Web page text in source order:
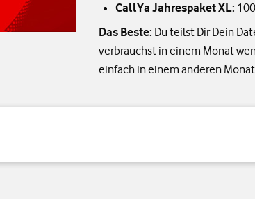
CallYa Jahrespaket XL:
Das Beste: Du teilst Dir Dein
verbrauchst in einem Monat
einfach in einem anderen